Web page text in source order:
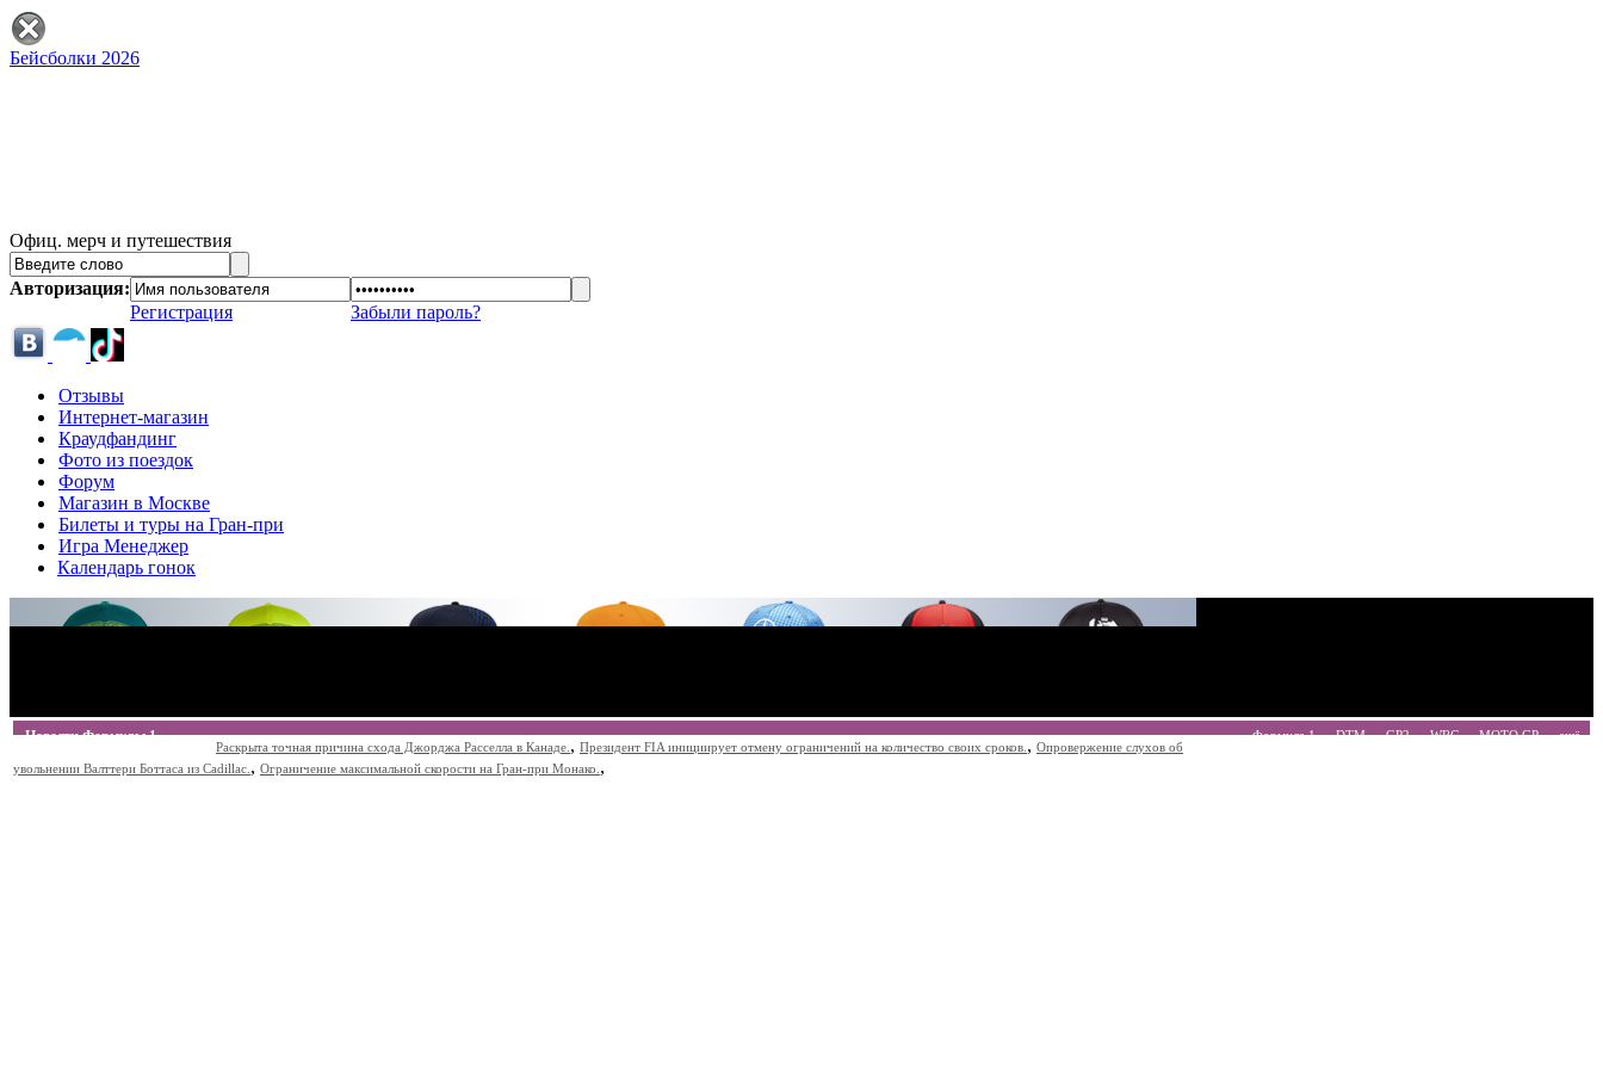
Бейсболки 2026
Офиц. мерч и путешествия
Авторизация:
Регистрация
Забыли пароль?
Отзывы
Интернет-магазин
Краудфандинг
Фото из поездок
Форум
Магазин в Москве
Билеты и туры на Гран-при
Игра Менеджер
Календарь гонок
Новости Формулы 1 Формула 1 DTM GP2 WRC MOTO GP
ещё
Раскрыта точная причина схода Джорджа Расселла в Канаде. , Президент FIA инициирует отмену ограничений на количество своих сроков. , Опровержение слухов об
увольнении Валттери Боттаса из Cadillac. , Ограничение максимальной скорости на Гран-при Монако. ,